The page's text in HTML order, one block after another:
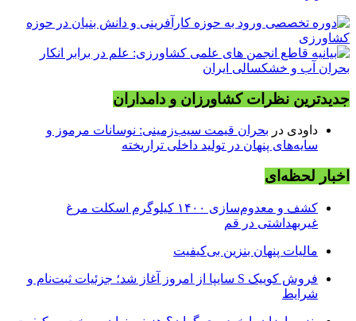
جدیدترین نظرات کشاورزان و دامداران
داودی در بحران قیمت سیب‌زمینی: نوسانات مرموز و
سایه‌های پنهان در تولید داخلی تراریخته
اخبار لحظه‌ای
کشف و معدوم‌سازی ۱۴۰۰ کیلوگرم اسکلت مرغ
غیربهداشتی در قم
مالیات پنهان بنزین بی‌کیفیت
فروش کوییک S سایپا از امروز آغاز شد؛ جزئیات ثبت‌نام و
شرایط